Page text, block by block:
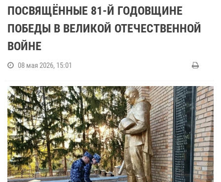
ПОСВЯЩЁННЫЕ 81-Й ГОДОВЩИНЕ
ПОБЕДЫ В ВЕЛИКОЙ ОТЕЧЕСТВЕННОЙ
ВОЙНЕ
08 мая 2026, 15:01